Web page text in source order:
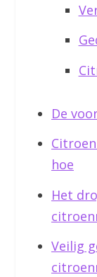
De
hoe
Het
Veilig